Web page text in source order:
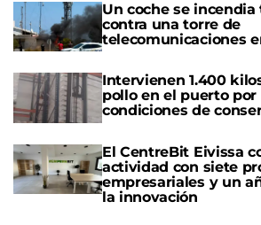
Un coche se incendia
contra una torre de
telecomunicaciones
Intervienen 1.400
pollo en el puerto
condiciones de
El CentreBit Eivissa
actividad con siete
empresariales y un
la innovación